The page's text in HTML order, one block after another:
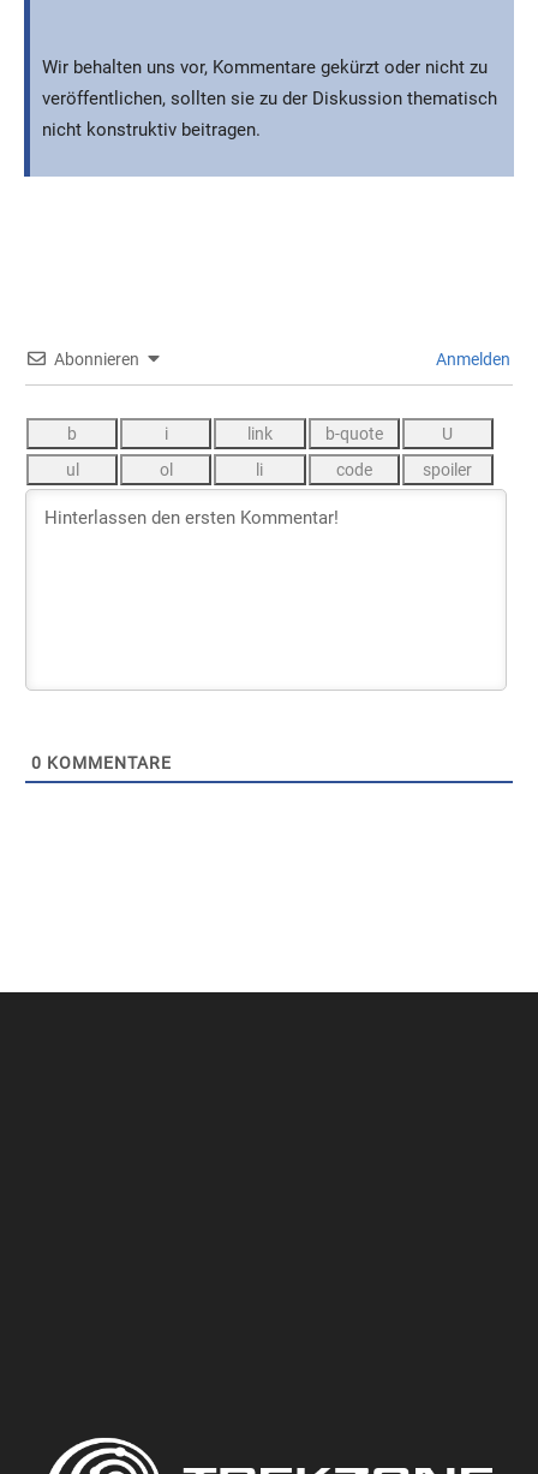
Wir behalten uns vor, Kommentare gekürzt oder nicht zu
veröffentlichen, sollten sie zu der Diskussion thematisch
nicht konstruktiv beitragen.
Abonnieren Anmelden
0 KOMMENTARE